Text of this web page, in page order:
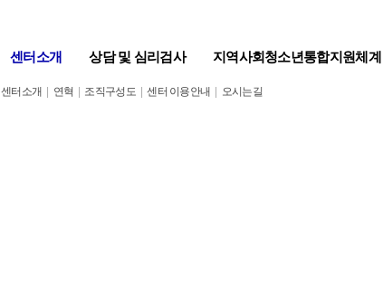
센터소개
센터소개 연혁 조직구성도 센터 이용안내 오시는길
상담 및 심리검사 지역사회청소년통합지원체계